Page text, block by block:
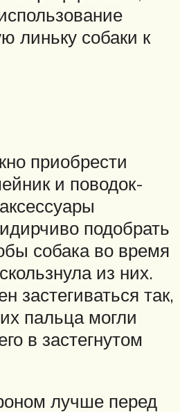
линьку собаки к
приобрести
и поводок-
подобрать
собака во время
из них.
застегиваться так,
пальца могли
в застегнутом
лучше перед